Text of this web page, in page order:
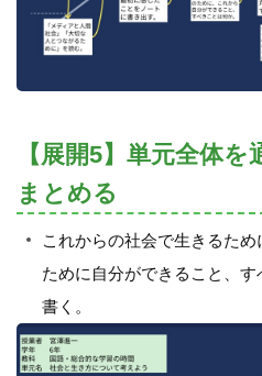
【展開5】単元全体
まとめる
これからの社会で生きるた
ために自分ができること、
書く。